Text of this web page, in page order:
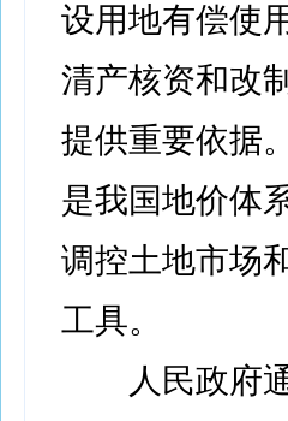
设用地有偿使
清产核资和改
提供重要依据
是我国地价体
调控土地市场
工具。
人民政府通